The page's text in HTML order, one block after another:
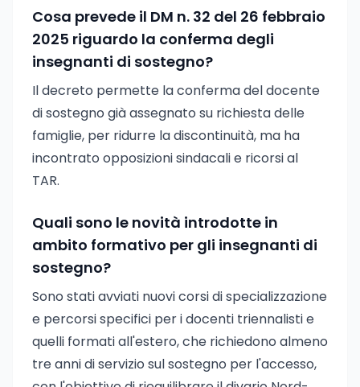
Cosa prevede il DM n. 32 del 26 febbraio
2025 riguardo la conferma degli
insegnanti di sostegno?
Il decreto permette la conferma del docente
di sostegno già assegnato su richiesta delle
famiglie, per ridurre la discontinuità, ma ha
incontrato opposizioni sindacali e ricorsi al
TAR.
Quali sono le novità introdotte in
ambito formativo per gli insegnanti di
sostegno?
Sono stati avviati nuovi corsi di specializzazione
e percorsi specifici per i docenti triennalisti e
quelli formati all'estero, che richiedono almeno
tre anni di servizio sul sostegno per l'accesso,